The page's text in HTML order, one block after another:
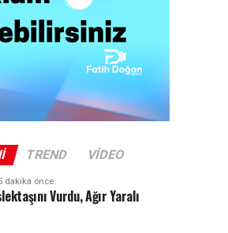
TREND VIDEO
dakika önce
Vurdu, Ağır Yaralı